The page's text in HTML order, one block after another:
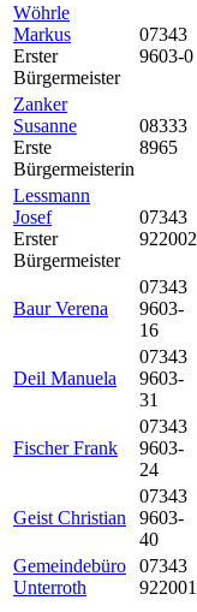
Wöhrle
Markus
Erster
Bürgermeister
07343
9603-0
Zanker
Susanne
Erste
Bürgermeisterin
08333
8965
Lessmann
Josef
Erster
Bürgermeister
07343
922002
Baur Verena
07343
9603-
16
Deil Manuela
07343
9603-
31
Fischer Frank
07343
9603-
24
Geist Christian
07343
9603-
40
Gemeindebüro
Unterroth
07343
922001